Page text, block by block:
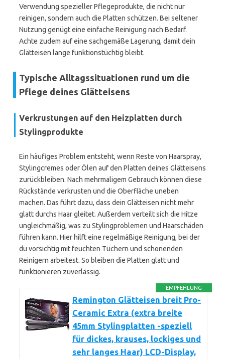
Verwendung spezieller Pflegeprodukte, die nicht nur
reinigen, sondern auch die Platten schützen. Bei seltener
Nutzung genügt eine einfache Reinigung nach Bedarf.
Achte zudem auf eine sachgemäße Lagerung, damit dein
Glätteisen lange funktionstüchtig bleibt.
Typische Alltagssituationen rund um die
Pflege deines Glätteisens
Verkrustungen auf den Heizplatten durch
Stylingprodukte
Ein häufiges Problem entsteht, wenn Reste von Haarspray,
Stylingcremes oder Ölen auf den Platten deines Glätteisens
zurückbleiben. Nach mehrmaligem Gebrauch können diese
Rückstände verkrusten und die Oberfläche uneben
machen. Das führt dazu, dass dein Glätteisen nicht mehr
glatt durchs Haar gleitet. Außerdem verteilt sich die Hitze
ungleichmäßig, was zu Stylingproblemen und Haarschäden
führen kann. Hier hilft eine regelmäßige Reinigung, bei der
du vorsichtig mit feuchten Tüchern und schonenden
Reinigern arbeitest. So bleiben die Platten glatt und
funktionieren zuverlässig.
EMPFEHLUNG
Remington Glätteisen breit Pro-
Ceramic Extra (extra breite
45mm Stylingplatten -speziell
für dickes, krauses, lockiges und
sehr langes Haar) LCD-Display,